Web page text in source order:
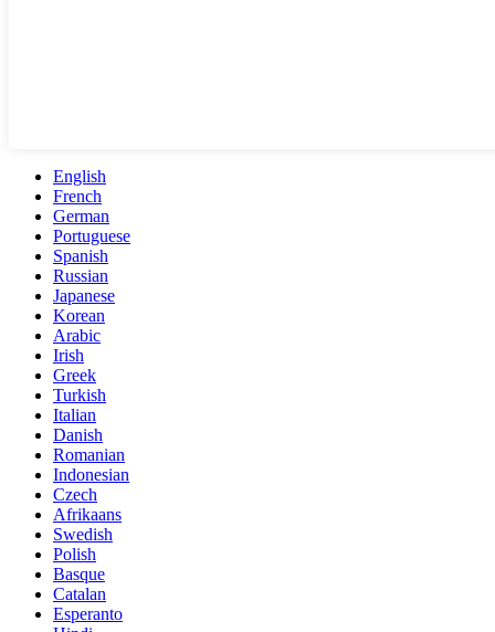
English
French
German
Portuguese
Spanish
Russian
Japanese
Korean
Arabic
Irish
Greek
Turkish
Italian
Danish
Romanian
Indonesian
Czech
Afrikaans
Swedish
Polish
Basque
Catalan
Esperanto